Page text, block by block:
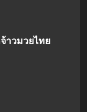
าวมวยไทย